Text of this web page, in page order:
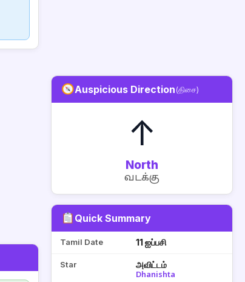
Auspicious Direction(திசை)
↑
North
வடக்கு
Quick Summary
Tamil Date 11 ஐப்பசி
Star அவிட்டம்
Dhanishta